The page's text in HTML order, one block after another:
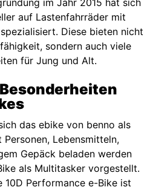
im Jahr 2015 hat sich
auf Lastenfahrräder mit
Diese bieten nicht
sondern auch viele
für Jung und Alt.
das ebike von benno als
Lebensmitteln,
Gepäck beladen werden
als Multitasker vorgestellt.
10D Performance e-Bike ist